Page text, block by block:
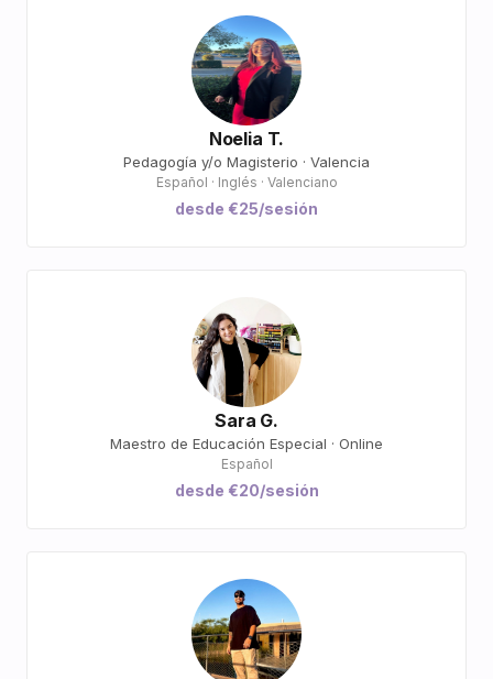
Noelia T.
Pedagogía y/o Magisterio · Valencia
Español · Inglés · Valenciano
desde €25/sesión
Sara G.
Maestro de Educación Especial · Online
Español
desde €20/sesión